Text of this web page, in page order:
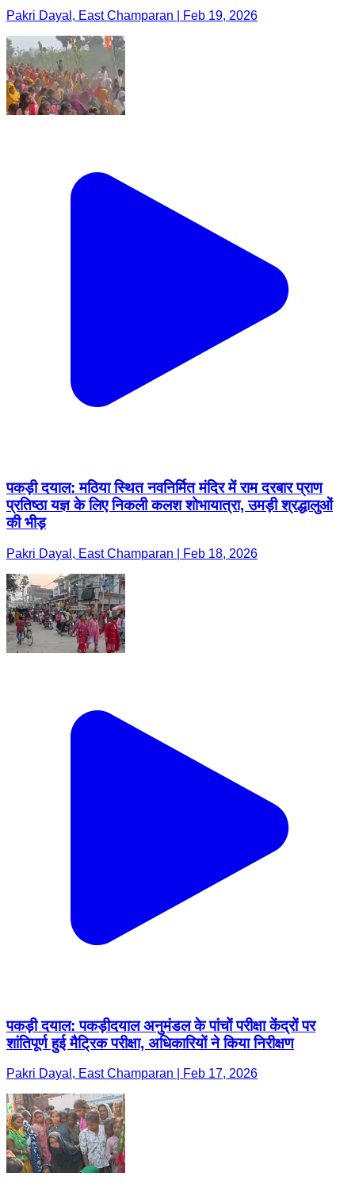
Pakri Dayal, East Champaran | Feb 19, 2026
पकड़ी दयाल: मठिया स्थित नवनिर्मित मंदिर में राम दरबार प्राण
प्रतिष्ठा यज्ञ के लिए निकली कलश शोभायात्रा, उमड़ी श्रद्धालुओं
की भीड़
Pakri Dayal, East Champaran | Feb 18, 2026
पकड़ी दयाल: पकड़ीदयाल अनुमंडल के पांचों परीक्षा केंद्रों पर
शांतिपूर्ण हुई मैट्रिक परीक्षा, अधिकारियों ने किया निरीक्षण
Pakri Dayal, East Champaran | Feb 17, 2026